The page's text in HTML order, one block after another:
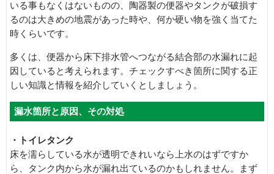
いる事もなくはないものの、陶器製の便器やタンクが破損す
るのは大きめの地震があった時や、何か硬い物を強く当てた
時くらいです。
多くは、便器から床下排水管へつながる結合部の水漏れに起
因していると考えられます。チェックすべき箇所に関する正
しい知識と情報を紹介していくとしましょう。
漏水箇所と原因、その対処
・トイレタンク
床を濡らしている水が透明できれいなら上水のはずですか
ら、タンク内から水が漏れ出ているのかもしれません。まず